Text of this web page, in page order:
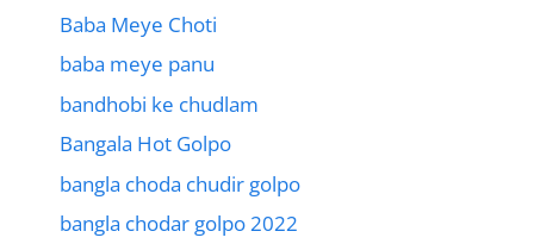
Baba Meye Choti
baba meye panu
bandhobi ke chudlam
Bangala Hot Golpo
bangla choda chudir golpo
bangla chodar golpo 2022